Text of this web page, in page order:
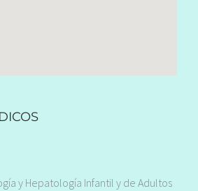
y Hepatología Infantil y de Adultos